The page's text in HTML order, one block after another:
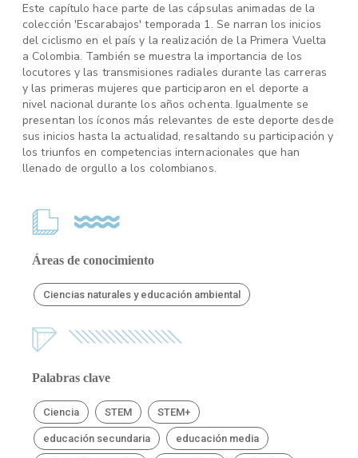
Este capítulo hace parte de las cápsulas animadas de la
colección 'Escarabajos' temporada 1. Se narran los inicios
del ciclismo en el país y la realización de la Primera Vuelta
a Colombia. También se muestra la importancia de los
locutores y las transmisiones radiales durante las carreras
y las primeras mujeres que participaron en el deporte a
nivel nacional durante los años ochenta. Igualmente se
presentan los íconos más relevantes de este deporte desde
sus inicios hasta la actualidad, resaltando su participación y
los triunfos en competencias internacionales que han
llenado de orgullo a los colombianos.
Áreas de conocimiento
Ciencias naturales y educación ambiental
Palabras clave
Ciencia STEM STEM+
educación secundaria educación media